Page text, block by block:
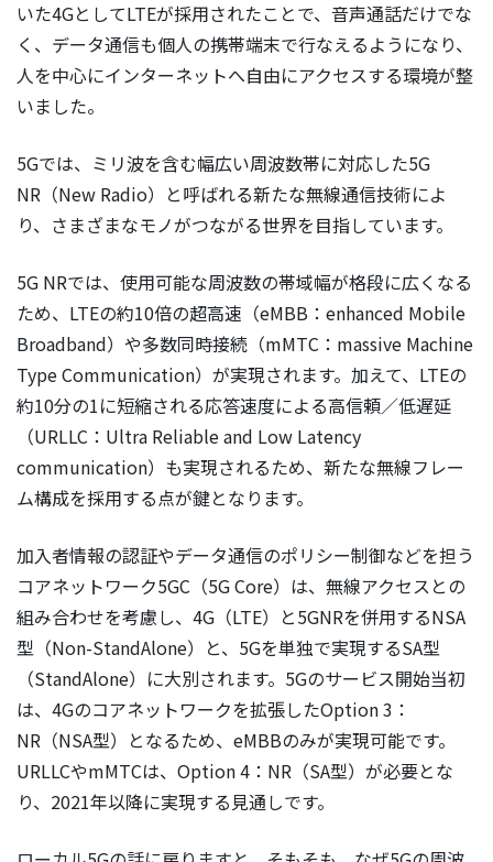
いた4GとしてLTEが採用されたことで、音声通話だけでな
く、データ通信も個人の携帯端末で行なえるようになり、
人を中心にインターネットへ自由にアクセスする環境が整
いました。
5Gでは、ミリ波を含む幅広い周波数帯に対応した5G
NR（New Radio）と呼ばれる新たな無線通信技術によ
り、さまざまなモノがつながる世界を目指しています。
5G NRでは、使用可能な周波数の帯域幅が格段に広くなる
ため、LTEの約10倍の超高速（eMBB：enhanced Mobile
Broadband）や多数同時接続（mMTC：massive Machine
Type Communication）が実現されます。加えて、LTEの
約10分の1に短縮される応答速度による高信頼／低遅延
（URLLC：Ultra Reliable and Low Latency
communication）も実現されるため、新たな無線フレー
ム構成を採用する点が鍵となります。
加入者情報の認証やデータ通信のポリシー制御などを担う
コアネットワーク5GC（5G Core）は、無線アクセスとの
組み合わせを考慮し、4G（LTE）と5GNRを併用するNSA
型（Non-StandAlone）と、5Gを単独で実現するSA型
（StandAlone）に大別されます。5Gのサービス開始当初
は、4Gのコアネットワークを拡張したOption 3：
NR（NSA型）となるため、eMBBのみが実現可能です。
URLLCやmMTCは、Option 4：NR（SA型）が必要とな
り、2021年以降に実現する見通しです。